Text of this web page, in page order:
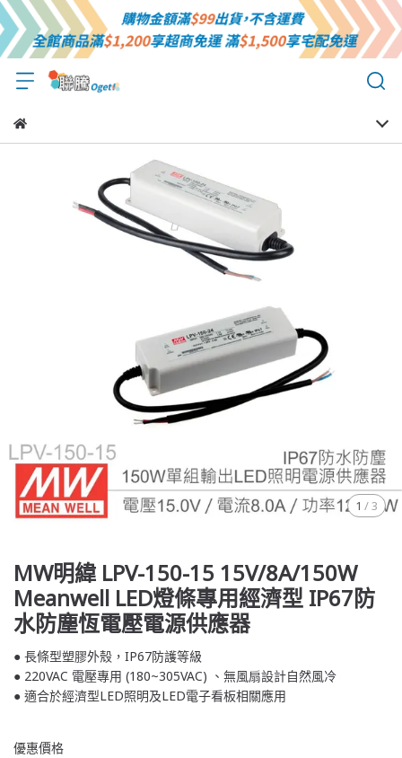
1 /3
MW明緯 LPV-150-15 15V/8A/150W
Meanwell LED燈條專用經濟型 IP67防
水防塵恆電壓電源供應器
● 長條型塑膠外殼，IP67防護等級
● 220VAC 電壓專用 (180~305VAC) 、無風扇設計自然風冷
● 適合於經濟型LED照明及LED電子看板相關應用
優惠價格